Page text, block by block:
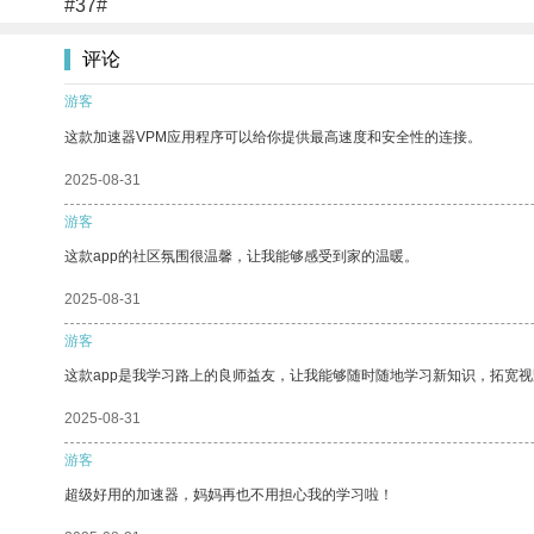
#37#
评论
游客
这款加速器VPM应用程序可以给你提供最高速度和安全性的连接。
2025-08-31
游客
这款app的社区氛围很温馨，让我能够感受到家的温暖。
2025-08-31
游客
这款app是我学习路上的良师益友，让我能够随时随地学习新知识，拓宽
2025-08-31
游客
超级好用的加速器，妈妈再也不用担心我的学习啦！